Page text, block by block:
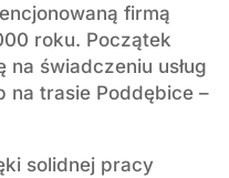
firmą
roku. Początek
na świadczeniu usług
na trasie Poddębice –
solidnej pracy